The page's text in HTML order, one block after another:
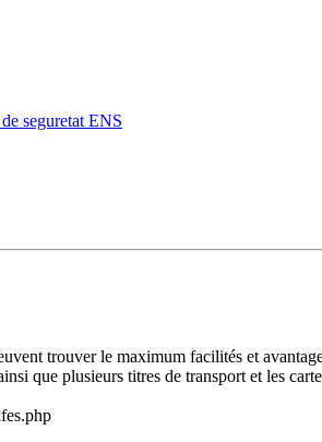
seguretat ENS
trouver le maximum facilités et
que plusieurs titres de transport et les